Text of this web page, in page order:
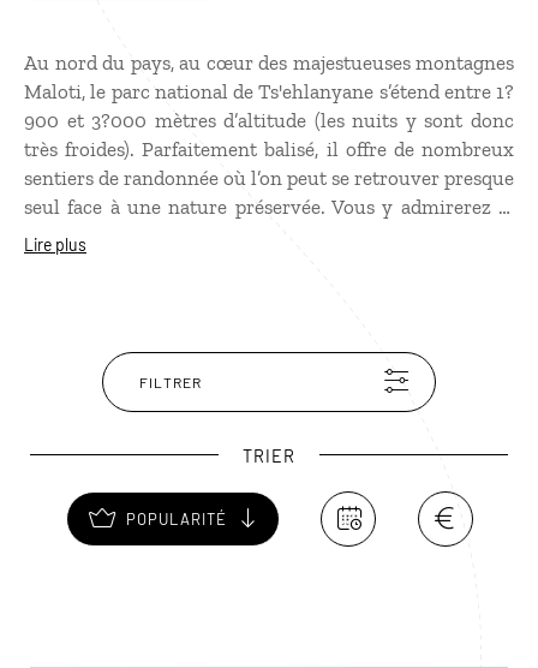
Au nord du pays, au cœur des majestueuses montagnes
Maloti, le parc national de Ts'ehlanyane s’étend entre 1?
900 et 3?000 mètres d’altitude (les nuits y sont donc
très froides). Parfaitement balisé, il offre de nombreux
sentiers de randonnée où l’on peut se retrouver presque
seul face à une nature préservée. Vous y admirerez la
végétation de fynbos de montagne, une formation rare
montagnes et abrite l’une des rares forêts indigènes du
Lesotho. Vous y découvrirez aussi des grottes, des
falaises, des rivières, des cascades et de magnifiques
Lire plus
FILTRER
TRIER
POPULARITÉ